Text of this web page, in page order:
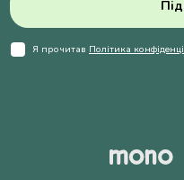
Я прочитав Політика